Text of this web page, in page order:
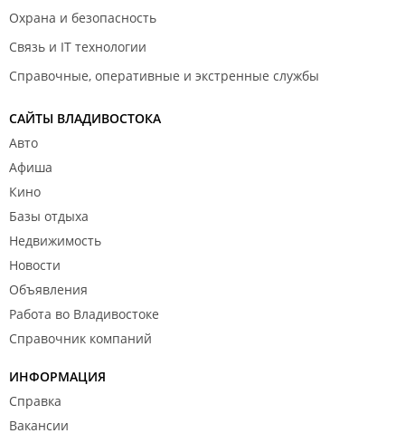
Охрана и безопасность
Связь и IT технологии
Справочные, оперативные и экстренные службы
САЙТЫ ВЛАДИВОСТОКА
Авто
Афиша
Кино
Базы отдыха
Недвижимость
Новости
Объявления
Работа во Владивостоке
Справочник компаний
ИНФОРМАЦИЯ
Справка
Вакансии